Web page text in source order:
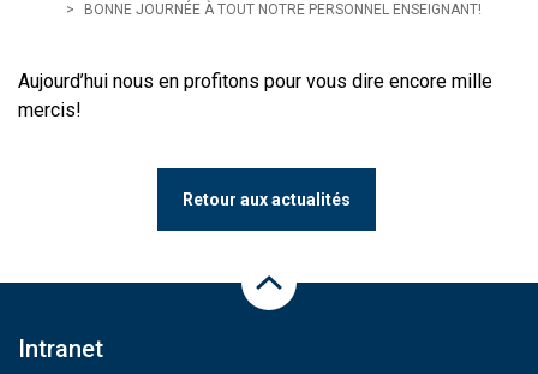
BONNE JOURNÉE À TOUT NOTRE PERSONNEL ENSEIGNANT!
​​Aujourd’hui nous en profitons pour vous dire encore mille
mercis!
Retour aux actualités
Intranet